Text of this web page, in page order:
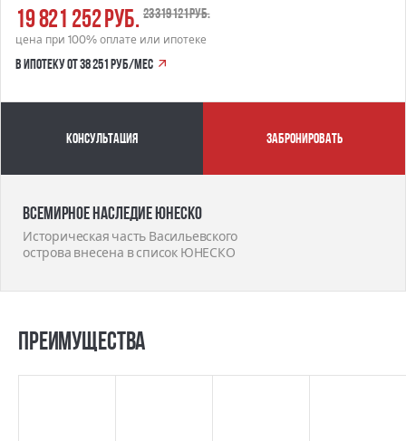
19 821 252 руб. 23 319 121 руб.
цена при 100% оплате или ипотеке
в ипотеку от 38 251 руб/мес
Консультация забронировать
Всемирное наследие ЮНЕСКО
Историческая часть Васильевского
острова внесена в список ЮНЕСКО
Преимущества